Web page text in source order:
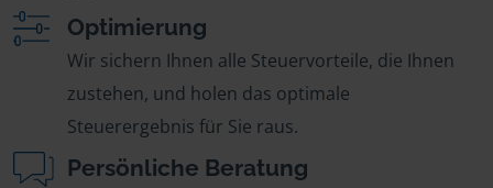
Optimierung
Wir sichern Ihnen alle Steuervorteile, die Ihnen
zustehen, und holen das optimale
Steuerergebnis für Sie raus.
Persönliche Beratung